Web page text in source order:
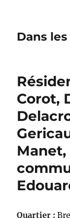
Dans
Corot,
Quartier :